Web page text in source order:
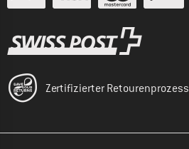
Zertifizierter Retourenprozess